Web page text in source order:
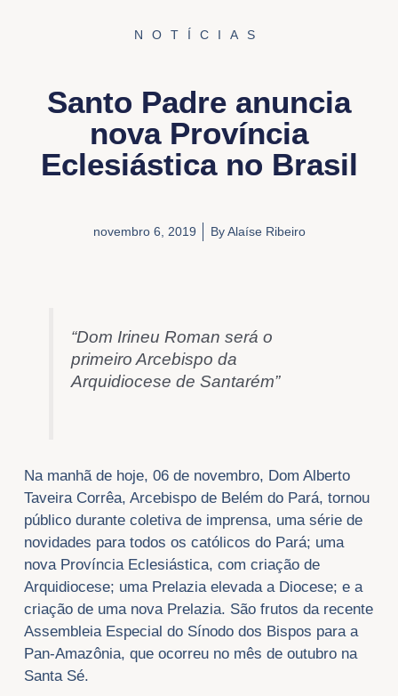
NOTÍCIAS
Santo Padre anuncia
nova Província
Eclesiástica no Brasil
novembro 6, 2019 ByAlaíse Ribeiro
“Dom Irineu Roman será o
primeiro Arcebispo da
Arquidiocese de Santarém”
Na manhã de hoje, 06 de novembro, Dom Alberto
Taveira Corrêa, Arcebispo de Belém do Pará, tornou
público durante coletiva de imprensa, uma série de
novidades para todos os católicos do Pará; uma
nova Província Eclesiástica, com criação de
Arquidiocese; uma Prelazia elevada a Diocese; e a
criação de uma nova Prelazia. São frutos da recente
Assembleia Especial do Sínodo dos Bispos para a
Pan-Amazônia, que ocorreu no mês de outubro na
Santa Sé.